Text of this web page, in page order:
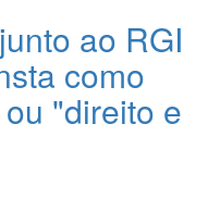
ao RGI
como
"direito e